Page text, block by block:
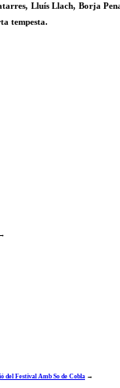
Lluís Llach, Borja
tempesta.
→
del Festival Amb So de Cobla →